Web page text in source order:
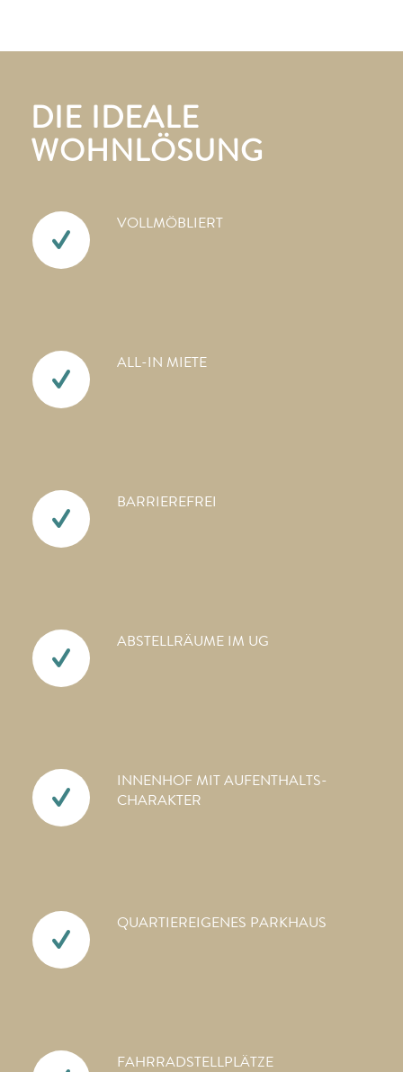
DIE IDEALE
WOHNLÖSUNG
VOLLMÖBLIERT
ALL-IN MIETE
BARRIEREFREI
ABSTELLRÄUME IM UG
INNENHOF MIT AUFENTHALTS­
CHARAKTER
QUARTIEREIGENES PARKHAUS
FAHRRAD­STELLPLÄTZE